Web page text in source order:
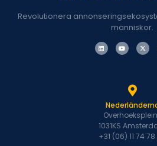
Revolutionera
människor.
Overhoeksplein
1031KS
+31 (06) 11 74